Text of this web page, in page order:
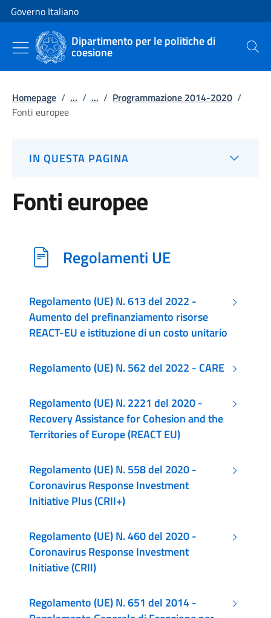
Vai al contenuto
Vai alla navigazione del sito
Governo Italiano
Dipartimento per le politiche di
coesione Cerca
Homepage / ... / ... / Programmazione 2014-2020 /
Fonti europee
IN QUESTA PAGINA
Fonti europee
Regolamenti UE
Regolamento (UE) N. 613 del 2022 -
Aumento del prefinanziamento risorse
REACT-EU e istituzione di un costo unitario
Regolamento (UE) N. 562 del 2022 - CARE
Regolamento (UE) N. 2221 del 2020 -
Recovery Assistance for Cohesion and the
Territories of Europe (REACT EU)
Regolamento (UE) N. 558 del 2020 -
Coronavirus Response Investment
Initiative Plus (CRII+)
Regolamento (UE) N. 460 del 2020 -
Coronavirus Response Investment
Initiative (CRII)
Regolamento (UE) N. 651 del 2014 -